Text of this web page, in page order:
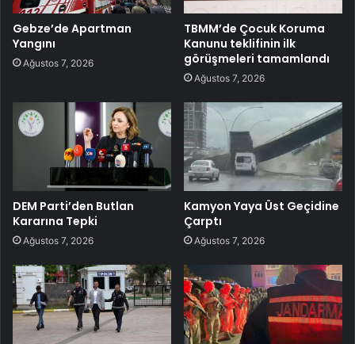
Gebze’de Apartman
Yangını
Ağustos 7, 2026
TBMM’de Çocuk Koruma
Kanunu teklifinin ilk
görüşmeleri tamamlandı
Ağustos 7, 2026
DEM Parti’den Butlan
Kararına Tepki
Ağustos 7, 2026
Kamyon Yaya Üst Geçidine
Çarptı
Ağustos 7, 2026